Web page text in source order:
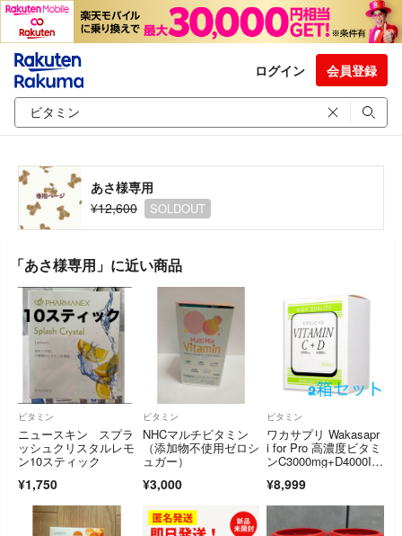
ログイン 会員登録
あさ様専用
¥12,600
SOLDOUT
「あさ様専用」に近い商品
ビタミン
ニュースキン スプラ
ッシュクリスタルレモ
ン10スティック
¥1,750
ビタミン
NHCマルチビタミン
（添加物不使用ゼロシ
ュガー）
¥3,000
ビタミン
ワカサプリ Wakasapr
i for Pro 高濃度ビタミ
ンC3000mg+D4000I
¥8,999